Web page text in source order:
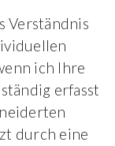
Verständnis
ich Ihre
erfasst
durch eine